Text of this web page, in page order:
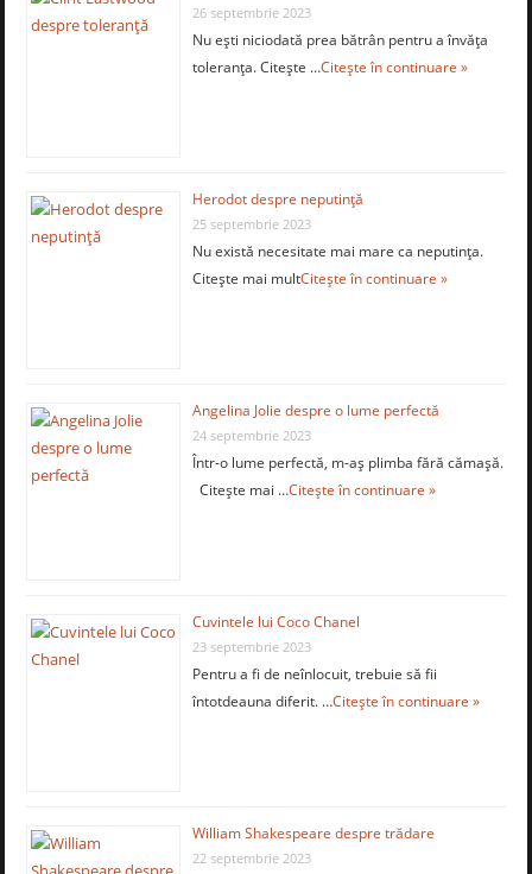
26 septembrie 2023
Nu eşti niciodată prea bătrân pentru a învăţa
toleranţa. Citește …Citește în continuare »
Herodot despre neputinţă
25 septembrie 2023
Nu există necesitate mai mare ca neputinţa.
Citește mai multCitește în continuare »
Angelina Jolie despre o lume perfectă
24 septembrie 2023
Într-o lume perfectă, m-aş plimba fără cămaşă.
Citește mai …Citește în continuare »
Cuvintele lui Coco Chanel
23 septembrie 2023
Pentru a fi de neînlocuit, trebuie să fii
întotdeauna diferit. …Citește în continuare »
William Shakespeare despre trădare
22 septembrie 2023